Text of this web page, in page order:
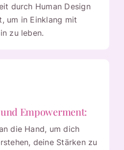
durch Human Design
um in Einklang mit
zu leben.
Empowerment:
die Hand, um dich
deine Stärken zu